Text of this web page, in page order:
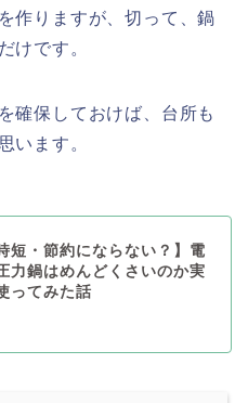
作りますが、切って、鍋
けです。
確保しておけば、台所も
います。
短・節約にならない？】電
力鍋はめんどくさいのか実
ってみた話